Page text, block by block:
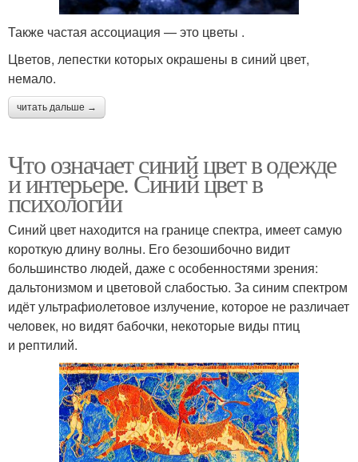
Также частая ассоциация — это цветы .
Цветов, лепестки которых окрашены в синий цвет,
немало.
читать дальше →
Что означает синий цвет в одежде
и интерьере. Синий цвет в
психологии
Синий цвет находится на границе спектра, имеет самую
короткую длину волны. Его безошибочно видит
большинство людей, даже с особенностями зрения:
дальтонизмом и цветовой слабостью. За синим спектром
идёт ультрафиолетовое излучение, которое не различает
человек, но видят бабочки, некоторые виды птиц
и рептилий.